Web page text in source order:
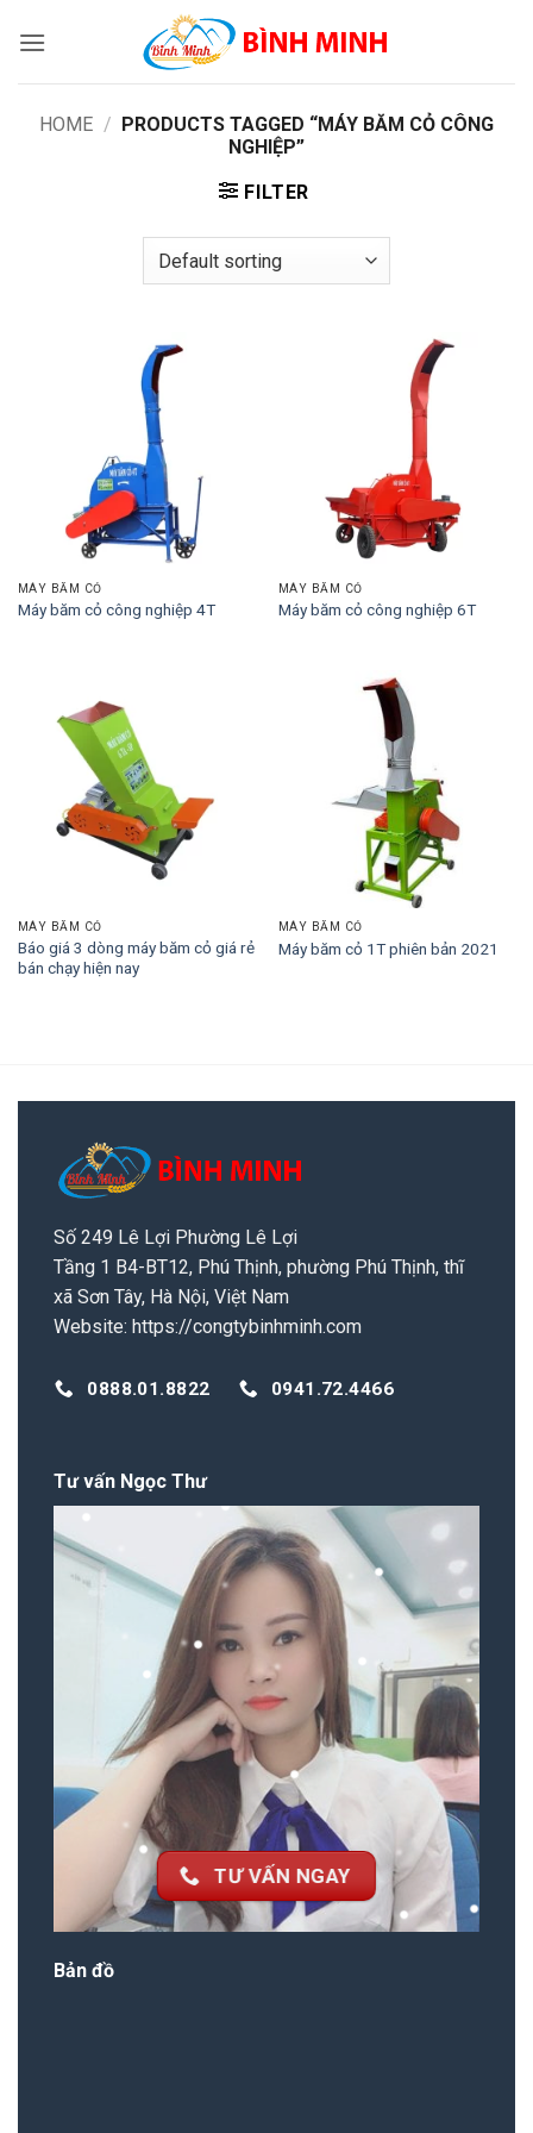
HOME / PRODUCTS TAGGED “MÁY BĂM CỎ CÔNG
NGHIỆP”
FILTER
MÁY BĂM CỎ
Máy băm cỏ công nghiệp 4T
MÁY BĂM CỎ
Máy băm cỏ công nghiệp 6T
MÁY BĂM CỎ
Báo giá 3 dòng máy băm cỏ giá rẻ
bán chạy hiện nay
MÁY BĂM CỎ
Máy băm cỏ 1T phiên bản 2021
Số 249 Lê Lợi Phường Lê Lợi
Tầng 1 B4-BT12, Phú Thịnh, phường Phú Thịnh, thĩ
xã Sơn Tây, Hà Nội, Việt Nam
Website: https://congtybinhminh.com
0888.01.8822 0941.72.4466
Tư vấn Ngọc Thư
TƯ VẤN NGAY
Bản đồ